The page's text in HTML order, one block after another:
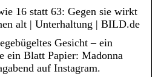
16 statt 63: Gegen sie wirkt
alt | Unterhaltung | BILD.de
Gesicht – ein
ein Blatt Papier: Madonna
auf Instagram.